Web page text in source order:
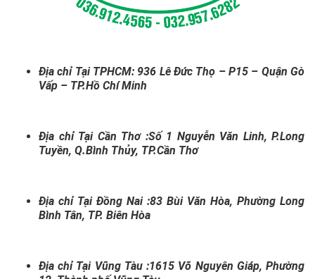
Địa chỉ Tại TPHCM: 936 Lê Đức Thọ – P15 – Quận Gò
Vấp – TP.Hồ Chí Minh
Địa chỉ Tại Cần Thơ :Số 1 Nguyễn Văn Linh, P.Long
Tuyền, Q.Bình Thủy, TP.Cần Thơ
Địa chỉ Tại Đồng Nai :83 Bùi Văn Hòa, Phường Long
Bình Tân, TP. Biên Hòa
Địa chỉ Tại Vũng Tàu :1615 Võ Nguyên Giáp, Phường